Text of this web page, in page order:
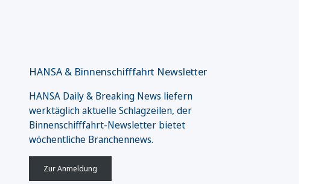
HANSA & Binnenschifffahrt Newsletter
HANSA Daily & Breaking News liefern
werktäglich aktuelle Schlagzeilen, der
Binnenschifffahrt-Newsletter bietet
wöchentliche Branchennews.
Zur Anmeldung